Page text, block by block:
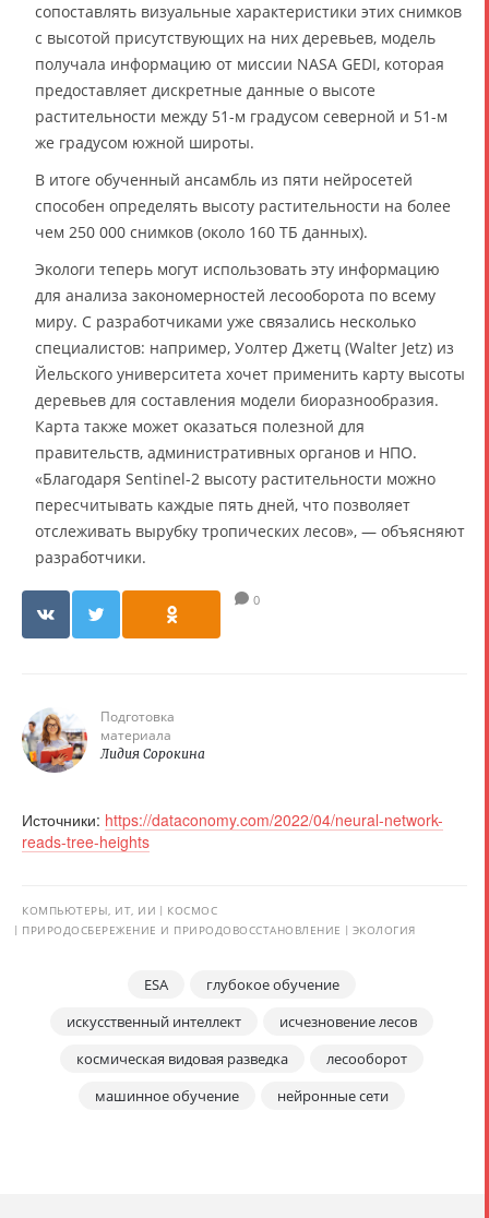
сопоставлять визуальные характеристики этих снимков
с высотой присутствующих на них деревьев, модель
получала информацию от миссии NASA GEDI, которая
предоставляет дискретные данные о высоте
растительности между 51-м градусом северной и 51-м
же градусом южной широты.
В итоге обученный ансамбль из пяти нейросетей
способен определять высоту растительности на более
чем 250 000 снимков (около 160 ТБ данных).
Экологи теперь могут использовать эту информацию
для анализа закономерностей лесооборота по всему
миру. С разработчиками уже связались несколько
специалистов: например, Уолтер Джетц (Walter Jetz) из
Йельского университета хочет применить карту высоты
деревьев для составления модели биоразнообразия.
Карта также может оказаться полезной для
правительств, административных органов и НПО.
«Благодаря Sentinel-2 высоту растительности можно
пересчитывать каждые пять дней, что позволяет
отслеживать вырубку тропических лесов», — объясняют
разработчики.
0
Подготовка
материала
Лидия Сорокина
Источники: https://dataconomy.com/2022/04/neural-network-
reads-tree-heights
КОМПЬЮТЕРЫ, ИТ, ИИ
КОСМОС
ПРИРОДОСБЕРЕЖЕНИЕ И ПРИРОДОВОССТАНОВЛЕНИЕ
ЭКОЛОГИЯ
ESA
глубокое обучение
искусственный интеллект
исчезновение лесов
космическая видовая разведка
лесооборот
машинное обучение
нейронные сети